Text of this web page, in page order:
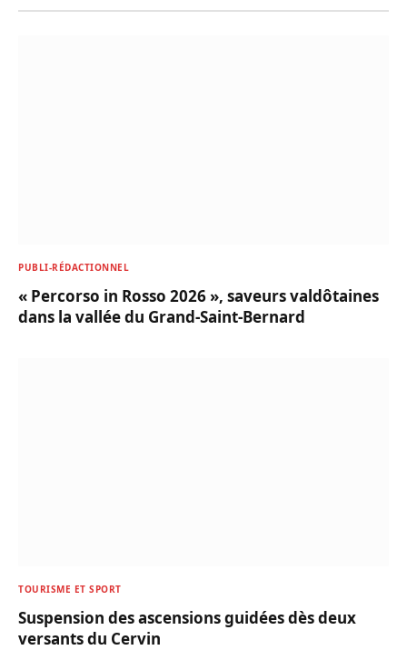
PUBLI-RÉDACTIONNEL
« Percorso in Rosso 2026 », saveurs valdôtaines
dans la vallée du Grand-Saint-Bernard
TOURISME ET SPORT
Suspension des ascensions guidées dès deux
versants du Cervin